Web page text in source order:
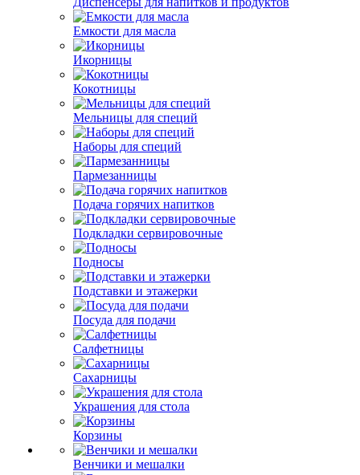
Емкости для масла
Икорницы
Кокотницы
Мельницы для специй
Наборы для специй
Пармезанницы
Подача горячих напитков
Подкладки сервировочные
Подносы
Подставки и этажерки
Посуда для подачи
Салфетницы
Сахарницы
Украшения для стола
Корзины
Венчики и мешалки